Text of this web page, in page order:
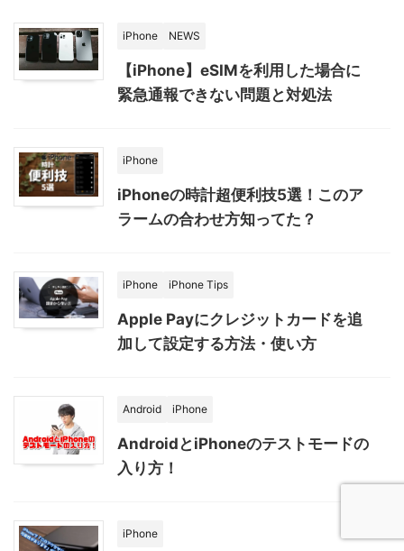
iPhone NEWS
【iPhone】eSIMを利用した場合に
緊急通報できない問題と対処法
iPhone
iPhoneの時計超便利技5選！このア
ラームの合わせ方知ってた？
iPhone iPhone Tips
Apple Payにクレジットカードを追
加して設定する方法・使い方
Android iPhone
AndroidとiPhoneのテストモードの
入り方！
iPhone